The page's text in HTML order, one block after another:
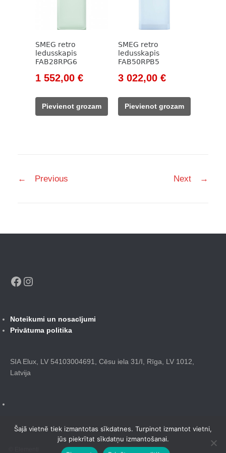
SMEG retro
ledusskapis
FAB28RPG6
Original
was:
1
1 552,00 €Current
Pievienot grozam
SMEG retro
ledusskapis
FAB50RPB5
Original
was:
3
3 022,00 €Current
Pievienot grozam
navigation
← Previous Next →
Facebook
Noteikumi un nosacījumi
Privātuma politika
SIA Elux, LV 54103004691, Cēsu iela 31/I, Rīga, LV 1012,
Latvija
Šajā vietnē tiek izmantotas sīkdatnes. Turpinot izmantot vietni,
jūs piekrītat sīkdatņu izmantošanai.